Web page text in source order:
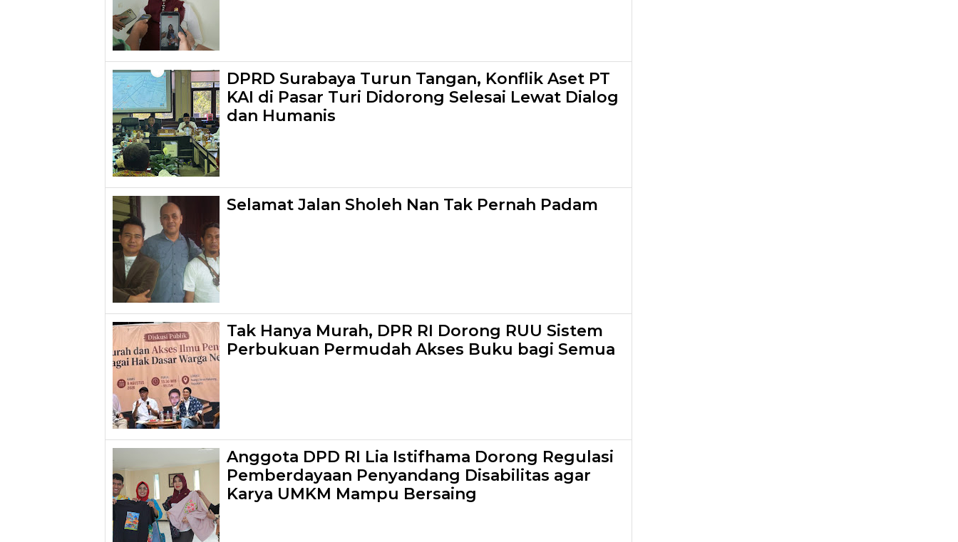
DPRD Surabaya Turun Tangan, Konflik Aset PT
KAI di Pasar Turi Didorong Selesai Lewat Dialog
dan Humanis
Selamat Jalan Sholeh Nan Tak Pernah Padam
Tak Hanya Murah, DPR RI Dorong RUU Sistem
Perbukuan Permudah Akses Buku bagi Semua
Anggota DPD RI Lia Istifhama Dorong Regulasi
Pemberdayaan Penyandang Disabilitas agar
Karya UMKM Mampu Bersaing